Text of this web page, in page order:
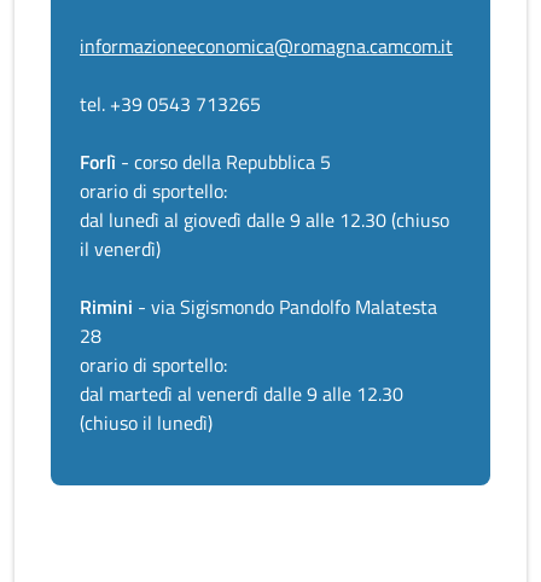
informazioneeconomica@romagna.camcom.it
tel. +39 0543 713265
Forlì - corso della Repubblica 5
orario di sportello:
dal lunedì al giovedì dalle 9 alle 12.30 (chiuso
il venerdì)
Rimini - via Sigismondo Pandolfo Malatesta
28
orario di sportello:
dal martedì al venerdì dalle 9 alle 12.30
(chiuso il lunedì)